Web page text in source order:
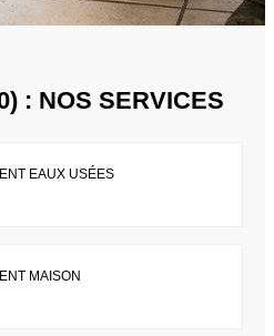
: NOS SERVICES
EAUX USÉES
MAISON